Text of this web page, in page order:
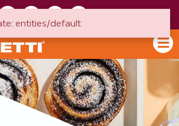
entities/default